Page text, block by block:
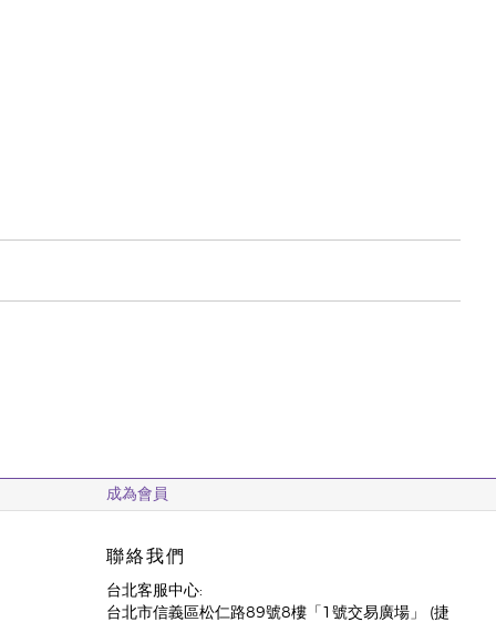
成為會員
聯絡我們
台北客服中心:
台北市信義區松仁路89號8樓「1號交易廣場」 (捷